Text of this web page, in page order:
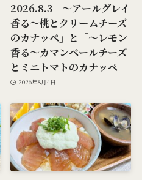
2026.8.3「～アールグレイ
香る～桃とクリームチーズ
のカナッペ」と「～レモン
香る～カマンベールチーズ
とミニトマトのカナッペ」
2026年8月4日